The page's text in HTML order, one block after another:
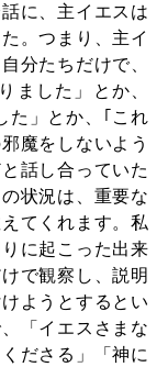
に、主イエスは
。つまり、主イ
分たちだけで、
ました」とか、
た」とか、｢これ
魔をしないよう
話し合っていた
状況は、重要な
てくれます。私
に起こった出来
で観察し、説明
ようとするとい
「イエスさまな
ださる」「神に